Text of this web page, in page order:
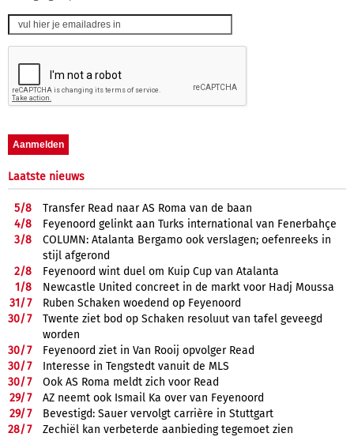
Laatste nieuws
5/8
Transfer Read naar AS Roma van de baan
4/8
Feyenoord gelinkt aan Turks international van Fenerbahçe
3/8
COLUMN: Atalanta Bergamo ook verslagen; oefenreeks in
stijl afgerond
2/8
Feyenoord wint duel om Kuip Cup van Atalanta
1/8
Newcastle United concreet in de markt voor Hadj Moussa
31/7
Ruben Schaken woedend op Feyenoord
30/7
Twente ziet bod op Schaken resoluut van tafel geveegd
worden
30/7
Feyenoord ziet in Van Rooij opvolger Read
30/7
Interesse in Tengstedt vanuit de MLS
30/7
Ook AS Roma meldt zich voor Read
29/7
AZ neemt ook Ismail Ka over van Feyenoord
29/7
Bevestigd: Sauer vervolgt carrière in Stuttgart
28/7
Zechiël kan verbeterde aanbieding tegemoet zien